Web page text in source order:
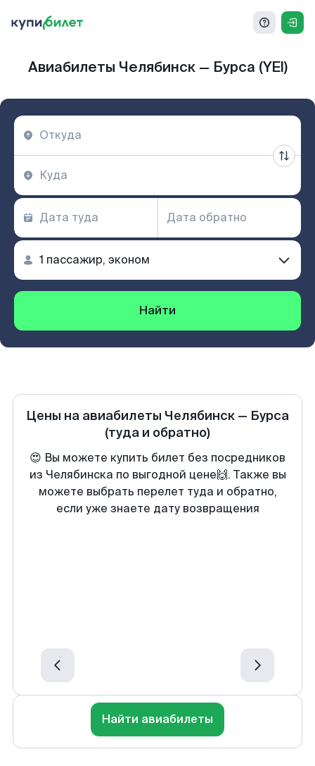
Авиабилеты Челябинск — Бурса (YEI)
Найти
Цены на авиабилеты Челябинск — Бурса
(туда и обратно)
😍 Вы можете купить билет без посредников
из Челябинска по выгодной цене🙌. Также вы
можете выбрать перелет туда и обратно,
если уже знаете дату возвращения
Найти авиабилеты